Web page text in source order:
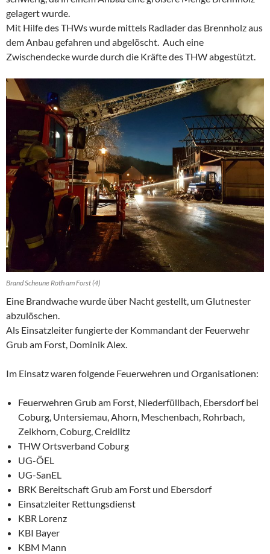
gelagert wurde.
Mit Hilfe des THWs wurde mittels Radlader das Brennholz aus
dem Anbau gefahren und abgelöscht. Auch eine
Zwischendecke wurde durch die Kräfte des THW abgestützt.
Brand Scheune Roth am Forst (4)
Eine Brandwache wurde über Nacht gestellt, um Glutnester
abzulöschen.
Als Einsatzleiter fungierte der Kommandant der Feuerwehr
Grub am Forst, Dominik Alex.
Im Einsatz waren folgende Feuerwehren und Organisationen:
Feuerwehren Grub am Forst, Niederfüllbach, Ebersdorf bei
Coburg, Untersiemau, Ahorn, Meschenbach, Rohrbach,
Zeikhorn, Coburg, Creidlitz
THW Ortsverband Coburg
UG-ÖEL
UG-SanEL
BRK Bereitschaft Grub am Forst und Ebersdorf
Einsatzleiter Rettungsdienst
KBR Lorenz
KBI Bayer
KBM Mann